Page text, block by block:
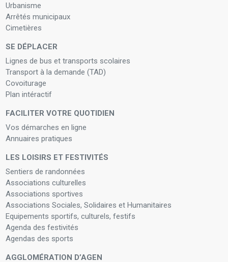
Urbanisme
Arrêtés municipaux
Cimetières
SE DÉPLACER
Lignes de bus et transports scolaires
Transport à la demande (TAD)
Covoiturage
Plan intéractif
FACILITER VOTRE QUOTIDIEN
Vos démarches en ligne
Annuaires pratiques
LES LOISIRS ET FESTIVITÉS
Sentiers de randonnées
Associations culturelles
Associations sportives
Associations Sociales, Solidaires et Humanitaires
Equipements sportifs, culturels, festifs
Agenda des festivités
Agendas des sports
AGGLOMÉRATION D’AGEN